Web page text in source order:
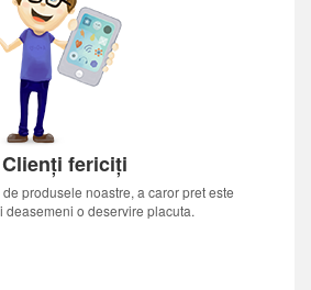
Clienți fericiți
produsele noastre, a caror pret este
deasemeni o deservire placuta.